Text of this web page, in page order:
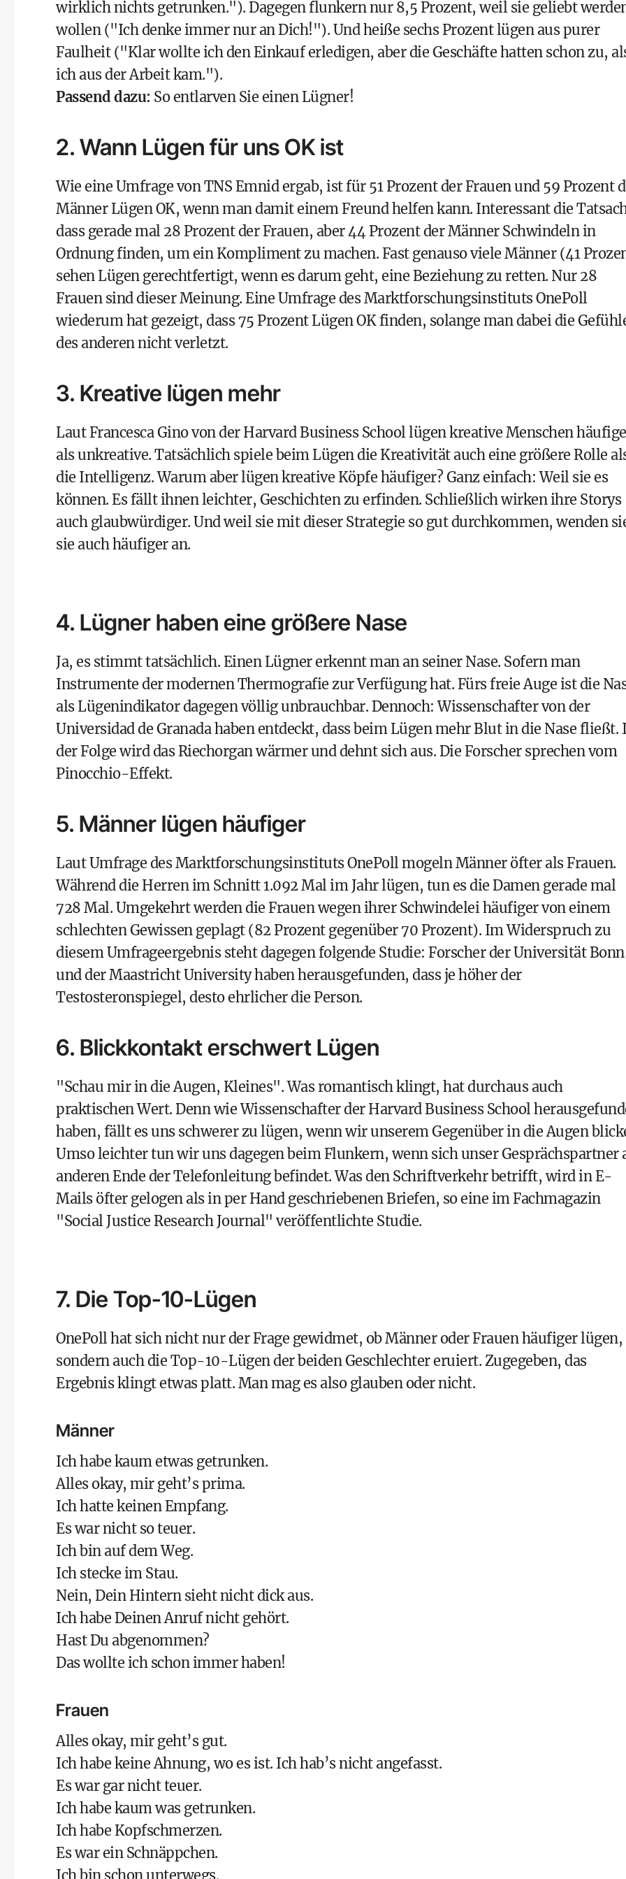
wirklich nichts getrunken."). Dagegen flunkern nur 8,5 Prozent, weil sie geliebt
wollen ("Ich denke immer nur an Dich!"). Und heiße sechs Prozent lügen aus purer
Faulheit ("Klar wollte ich den Einkauf erledigen, aber die Geschäfte hatten schon zu,
ich aus der Arbeit kam.").
Passend dazu: So entlarven Sie einen Lügner!
2. Wann Lügen für uns OK ist
Wie eine Umfrage vonTNS Emnidergab, ist für 51 Prozent der Frauen und 59 Prozent
Männer Lügen OK, wenn man damit einem Freund helfen kann. Interessant die
dass gerade mal 28 Prozent der Frauen, aber 44 Prozent der Männer Schwindeln in
Ordnung finden, um ein Kompliment zu machen. Fast genauso viele Männer (41
sehen Lügen gerechtfertigt, wenn es darum geht, eine Beziehung zu retten. Nur 28
Frauen sind dieser Meinung. Eine Umfrage desMarktforschungsinstituts OnePoll
wiederum hat gezeigt, dass 75 Prozent Lügen OK finden, solange man dabei die
des anderen nicht verletzt.
3. Kreative lügen mehr
Laut Francesca Gino von der Harvard Business Schoollügen kreative Menschen
als unkreative. Tatsächlich spiele beim Lügen die Kreativität auch eine größere Rolle
die Intelligenz. Warum aber lügen kreative Köpfe häufiger? Ganz einfach: Weil sie es
können. Es fällt ihnen leichter, Geschichten zu erfinden. Schließlich wirken ihre Storys
auch glaubwürdiger. Und weil sie mit dieser Strategie so gut durchkommen, wenden
sie auch häufiger an.
4. Lügner haben eine größere Nase
Ja, es stimmt tatsächlich. Einen Lügner erkennt man an seiner Nase. Sofern man
Instrumente der modernen Thermografie zur Verfügung hat. Fürs freie Auge ist die
als Lügenindikator dagegen völlig unbrauchbar. Dennoch: Wissenschafter von der
Universidad de Granadahaben entdeckt, dass beim Lügen mehr Blut in die Nase fließt.
der Folge wird das Riechorgan wärmer und dehnt sich aus. Die Forscher sprechen vom
Pinocchio-Effekt.
5. Männer lügen häufiger
Laut Umfrage desMarktforschungsinstituts OnePollmogeln Männer öfter als Frauen.
Während die Herren im Schnitt 1.092 Mal im Jahr lügen, tun es die Damen gerade mal
728 Mal. Umgekehrt werden die Frauen wegen ihrer Schwindelei häufiger von einem
schlechten Gewissen geplagt (82 Prozent gegenüber 70 Prozent). Im Widerspruch zu
diesem Umfrageergebnis steht dagegen folgende Studie: Forscher derUniversität Bonn
und derMaastricht Universityhaben herausgefunden, dass je höher der
Testosteronspiegel, desto ehrlicher die Person.
6. Blickkontakt erschwert Lügen
"Schau mir in die Augen, Kleines". Was romantisch klingt, hat durchaus auch
praktischen Wert. Denn wie Wissenschafter der Harvard Business School
haben, fällt es uns schwerer zu lügen, wenn wir unserem Gegenüber in die Augen
Umso leichter tun wir uns dagegen beim Flunkern, wenn sich unser Gesprächspartner
anderen Ende der Telefonleitung befindet. Was den Schriftverkehr betrifft, wird in E-
Mails öfter gelogen als in per Hand geschriebenen Briefen, so eine im Fachmagazin
"Social Justice Research Journal" veröffentlichte Studie.
7. Die Top-10-Lügen
OnePoll hat sich nicht nur der Frage gewidmet, ob Männer oder Frauen häufiger lügen,
sondern auch die Top-10-Lügen der beiden Geschlechter eruiert. Zugegeben, das
Ergebnis klingt etwas platt. Man mag es also glauben oder nicht.
Männer
Ich habe kaum etwas getrunken.
Alles okay, mir geht’s prima.
Ich hatte keinen Empfang.
Es war nicht so teuer.
Ich bin auf dem Weg.
Ich stecke im Stau.
Nein, Dein Hintern sieht nicht dick aus.
Ich habe Deinen Anruf nicht gehört.
Hast Du abgenommen?
Das wollte ich schon immer haben!
Frauen
Alles okay, mir geht’s gut.
Ich habe keine Ahnung, wo es ist. Ich hab’s nicht angefasst.
Es war gar nicht teuer.
Ich habe kaum was getrunken.
Ich habe Kopfschmerzen.
Es war ein Schnäppchen.
Ich bin schon unterwegs.